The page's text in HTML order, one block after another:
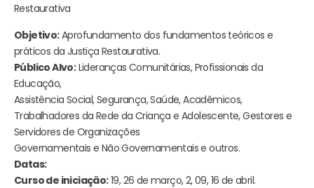
Restaurativa
Objetivo:Aprofundamento dos fundamentos teóricos e
práticos da Justiça Restaurativa.
Público Alvo:Lideranças Comunitárias, Profissionais da
Educação,
Assistência Social, Segurança, Saúde, Acadêmicos,
Trabalhadores da Rede da Criança e Adolescente, Gestores e
Servidores de Organizações
Governamentais e Não Governamentais e outros.
Datas:
Curso de iniciação:19, 26 de março, 2, 09, 16 de abril.